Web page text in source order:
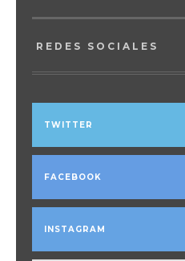
REDES SOCIALES
TWITTER
FACEBOOK
INSTAGRAM